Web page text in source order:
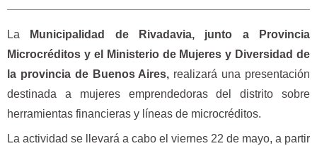
La Municipalidad de Rivadavia, junto a Provincia
Microcréditos y el Ministerio de Mujeres y Diversidad de
la provincia de Buenos Aires, realizará una presentación
destinada a mujeres emprendedoras del distrito sobre
herramientas financieras y líneas de microcréditos.
La actividad se llevará a cabo el viernes 22 de mayo, a partir